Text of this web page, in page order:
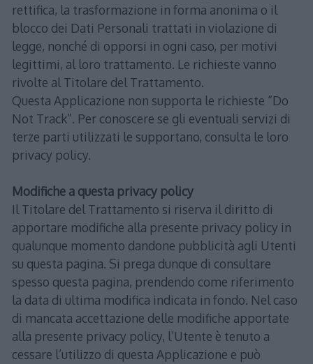
rettifica, la trasformazione in forma anonima o il
blocco dei Dati Personali trattati in violazione di
legge, nonché di opporsi in ogni caso, per motivi
legittimi, al loro trattamento. Le richieste vanno
rivolte al Titolare del Trattamento.
Questa Applicazione non supporta le richieste “Do
Not Track”. Per conoscere se gli eventuali servizi di
terze parti utilizzati le supportano, consulta le loro
privacy policy.
Modifiche a questa privacy policy
Il Titolare del Trattamento si riserva il diritto di
apportare modifiche alla presente privacy policy in
qualunque momento dandone pubblicità agli Utenti
su questa pagina. Si prega dunque di consultare
spesso questa pagina, prendendo come riferimento
la data di ultima modifica indicata in fondo. Nel caso
di mancata accettazione delle modifiche apportate
alla presente privacy policy, l’Utente è tenuto a
cessare l’utilizzo di questa Applicazione e può